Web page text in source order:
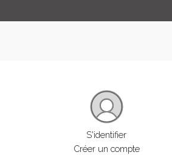
S'identifier
Créer un compte